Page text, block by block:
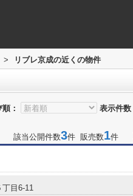
> リブレ京成の近くの物件
： 表示件数
該当公開件数3件 販売数1件
丁目6-11